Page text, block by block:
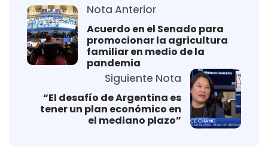
Nota Anterior
Acuerdo en el Senado para
promocionar la agricultura
familiar en medio de la
pandemia
Siguiente Nota
“El desafío de Argentina es
tener un plan económico en
el mediano plazo”